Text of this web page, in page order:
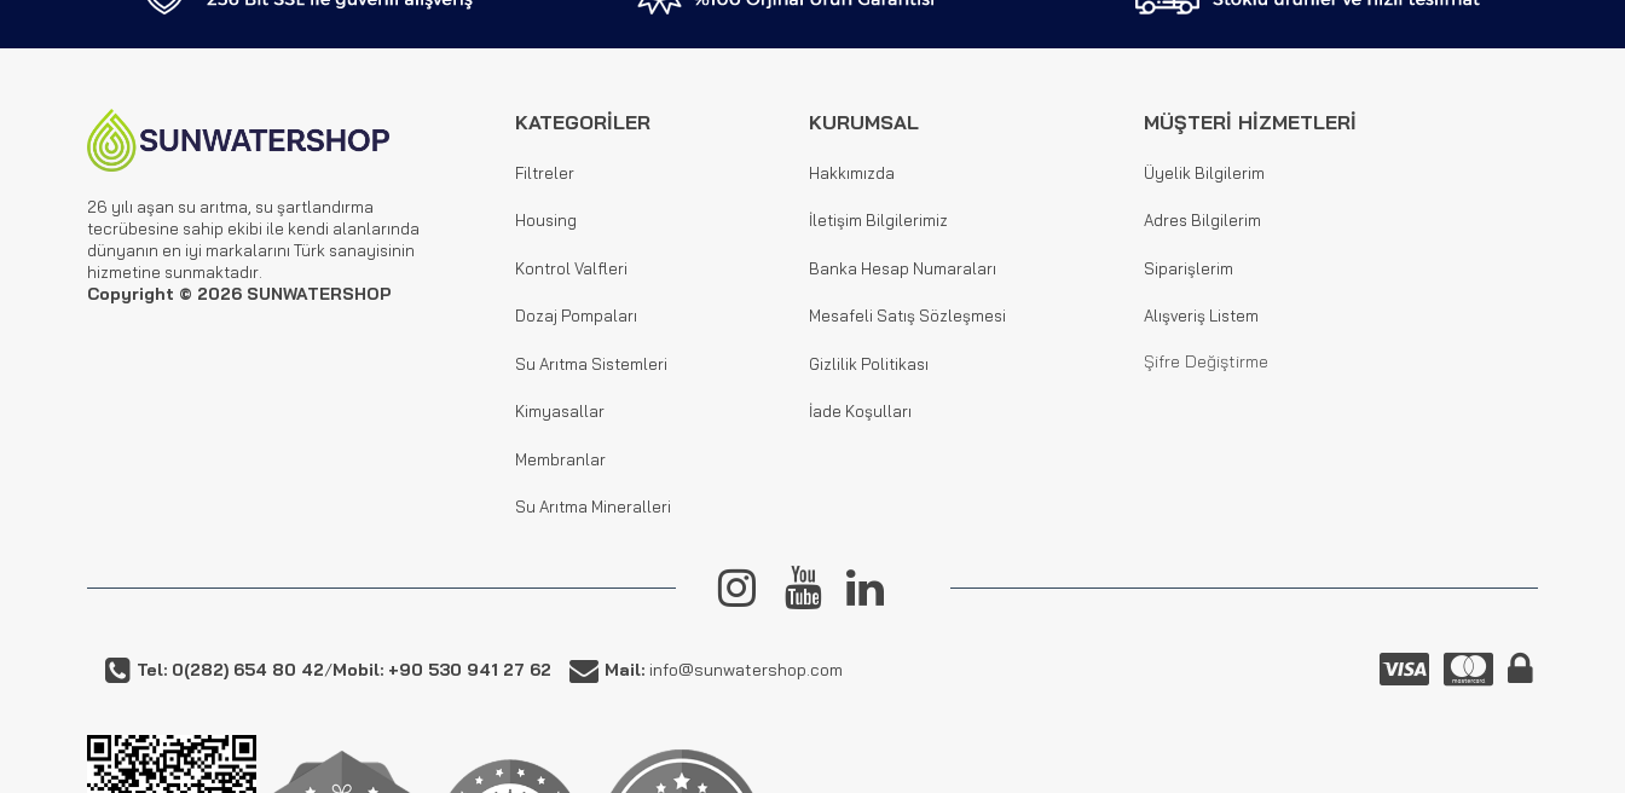
26 yılı aşan su arıtma, su şartlandırma
tecrübesine sahip ekibi ile kendi alanlarında
dünyanın en iyi markalarını Türk sanayisinin
hizmetine sunmaktadır.
Copyright © 2026 SUNWATERSHOP
KATEGORİLER
Filtreler
Housing
Kontrol Valfleri
Dozaj Pompaları
Su Arıtma Sistemleri
Kimyasallar
Membranlar
Su Arıtma Mineralleri
KURUMSAL
Hakkımızda
İletişim Bilgilerimiz
Banka Hesap Numaraları
Mesafeli Satış Sözleşmesi
Gizlilik Politikası
İade Koşulları
MÜŞTERİ HİZMETLERİ
Üyelik Bilgilerim
Adres Bilgilerim
Siparişlerim
Alışveriş Listem
Şifre Değiştirme
Tel: 0(282) 654 80 42/Mobil: +90 530 941 27 62 Mail: info@sunwatershop.com